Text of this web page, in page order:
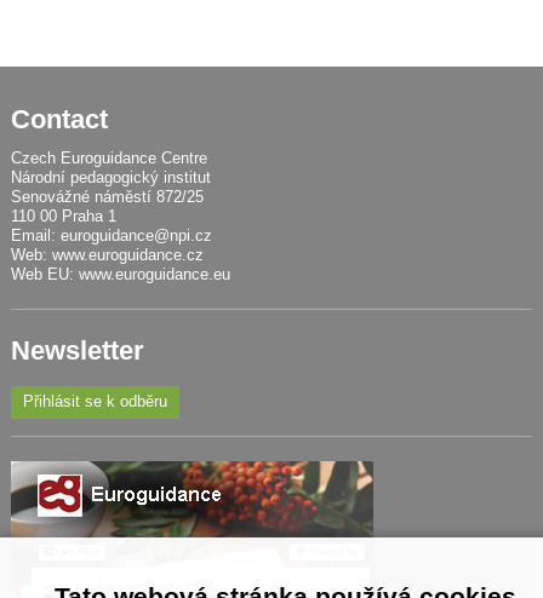
Contact
Czech Euroguidance Centre
Národní pedagogický institut
Senovážné náměstí 872/25
110 00 Praha 1
Email: euroguidance@npi.cz
Web: www.euroguidance.cz
Web EU: www.euroguidance.eu
Newsletter
Přihlásit se k odběru